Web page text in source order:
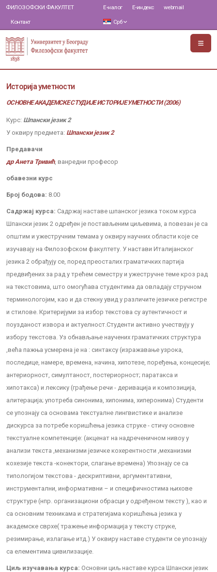
ФИЛОЗОФСКИ ФАКУЛТЕТ
Контакт
Е-налог Е-индекс webmail
Срб
Историја уметности
ОСНОВНЕ АКАДЕМСКЕ СТУДИЈЕ ИСТОРИЈЕ УМЕТНОСТИ (2006)
Курс: Шпански језик 2
У оквиру предмета: Шпански језик 2
Предавачи
др Анета Тривић, ванредни професор
обавезни курс
Број бодова: 8.00
Садржај курса: Садржај наставе шпанског језика током курса
Шпански језик 2 одређен je постављеним циљевима, а повезан je са
општим и ужестручним темама у оквиру научних области које се
изучавају на Филозофском факултету. У настави Италијанског
језика 2 обрађују се, поред преосталих граматичких партија
предвиђених за рад у трећем семестру и ужестручне теме кроз рад
на текстовима, што омогућава студентима да овладају стручном
терминологојим, као и да стекну увид у различите језичке регистре
и стилове. Критеријуми за избор текстова су аутентичност и
поузданост извора и актуелност.Студенти активно учествују у
избору текстова. Уз обнављање научених граматичких структура
,већа пажња усмерена је на : синтаксу (изражавање узрока,
последице, намере, времена, начина, хипотезе, поређења, концесије;
антериорност, симултаност, постериорност; паратакса и
хипотакса) и лексику (грађење речи - деривација и композиција,
алитерација; употреба синонима, хипонима, хиперонима) Студенти
се упознају са основама текстуалне лингвистике и анализе
дискурса за потребе коришћења језика струке - стичу основне
текстуалне компетенције: (акценат на надреченичном нивоу у
анализи текста ,механизми језичке кохерентности ,механизми
кохезије текста -конектори, слагање времена) Упознају се са
типологијом текстова - дескриптивни, аргументативни,
инструментални, информативни – и специфичностима њихове
структуре (нпр. организациони обрасци у одређеном тексту ), као и
са основним техникама и стратегијама коришћења језика у
академске сврхе( тражење информација у тексту струке,
резимирање, излагање итд.) У оквиру наставе студенти се упознају
са елементима цивилизације.
Циљ изучавања курса: Основни циљ наставе курса Шпански језик